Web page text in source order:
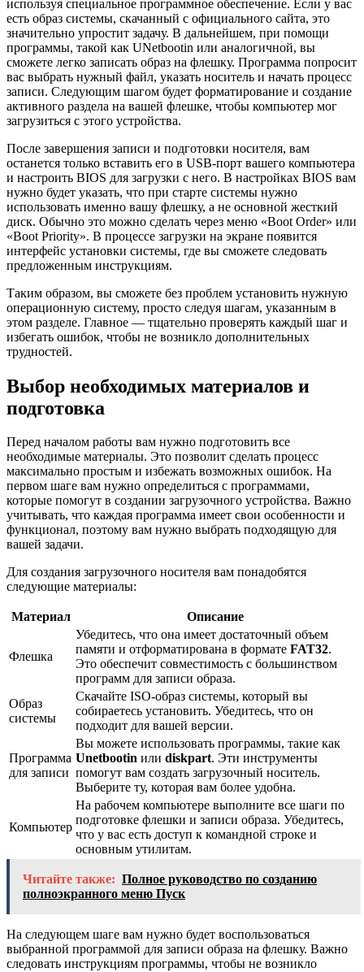
используя специальное программное обеспечение. Если у вас
есть образ системы, скачанный с официального сайта, это
значительно упростит задачу. В дальнейшем, при помощи
программы, такой как UNetbootin или аналогичной, вы
сможете легко записать образ на флешку. Программа попросит
вас выбрать нужный файл, указать носитель и начать процесс
записи. Следующим шагом будет форматирование и создание
активного раздела на вашей флешке, чтобы компьютер мог
загрузиться с этого устройства.
После завершения записи и подготовки носителя, вам
останется только вставить его в USB-порт вашего компьютера
и настроить BIOS для загрузки с него. В настройках BIOS вам
нужно будет указать, что при старте системы нужно
использовать именно вашу флешку, а не основной жесткий
диск. Обычно это можно сделать через меню «Boot Order» или
«Boot Priority». В процессе загрузки на экране появится
интерфейс установки системы, где вы сможете следовать
предложенным инструкциям.
Таким образом, вы сможете без проблем установить нужную
операционную систему, просто следуя шагам, указанным в
этом разделе. Главное — тщательно проверять каждый шаг и
избегать ошибок, чтобы не возникло дополнительных
трудностей.
Выбор необходимых материалов и
подготовка
Перед началом работы вам нужно подготовить все
необходимые материалы. Это позволит сделать процесс
максимально простым и избежать возможных ошибок. На
первом шаге вам нужно определиться с программами,
которые помогут в создании загрузочного устройства. Важно
учитывать, что каждая программа имеет свои особенности и
функционал, поэтому вам нужно выбрать подходящую для
вашей задачи.
Для создания загрузочного носителя вам понадобятся
следующие материалы:
Материал Описание
Флешка
Убедитесь, что она имеет достаточный объем
памяти и отформатирована в формате FAT32.
Это обеспечит совместимость с большинством
программ для записи образа.
Образ
системы
Скачайте ISO-образ системы, который вы
собираетесь установить. Убедитесь, что он
подходит для вашей версии.
Программа
для записи
Вы можете использовать программы, такие как
Unetbootin или diskpart. Эти инструменты
помогут вам создать загрузочный носитель.
Выберите ту, которая вам более удобна.
Компьютер
На рабочем компьютере выполните все шаги по
подготовке флешки и записи образа. Убедитесь,
что у вас есть доступ к командной строке и
основным утилитам.
Читайте также: Полное руководство по созданию
полноэкранного меню Пуск
На следующем шаге вам нужно будет воспользоваться
выбранной программой для записи образа на флешку. Важно
следовать инструкциям программы, чтобы не возникло